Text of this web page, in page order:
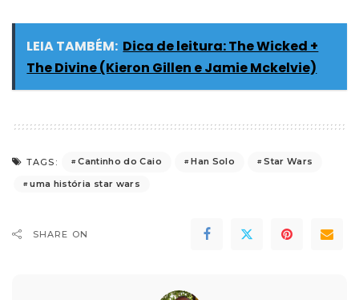
LEIA TAMBÉM: Dica de leitura: The Wicked +
The Divine (Kieron Gillen e Jamie Mckelvie)
TAGS: Cantinho do Caio Han Solo
Star Wars
uma história star wars
SHARE ON